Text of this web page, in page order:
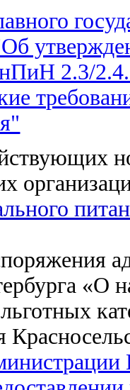
2.3/
«О